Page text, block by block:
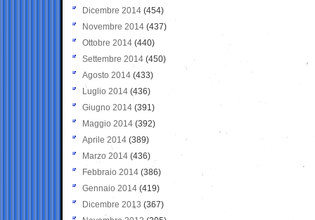
Dicembre 2014 (454)
Novembre 2014 (437)
Ottobre 2014 (440)
Settembre 2014 (450)
Agosto 2014 (433)
Luglio 2014 (436)
Giugno 2014 (391)
Maggio 2014 (392)
Aprile 2014 (389)
Marzo 2014 (436)
Febbraio 2014 (386)
Gennaio 2014 (419)
Dicembre 2013 (367)